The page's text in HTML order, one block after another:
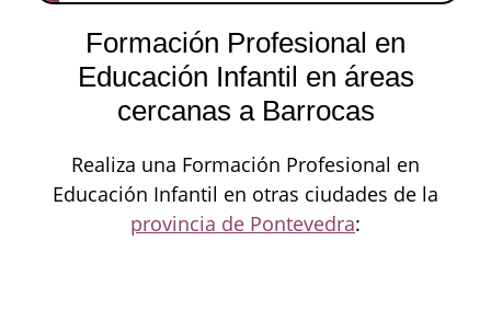
Formación Profesional en
Educación Infantil en áreas
cercanas a Barrocas
Realiza una Formación Profesional en
Educación Infantil en otras ciudades de la
provincia de Pontevedra: